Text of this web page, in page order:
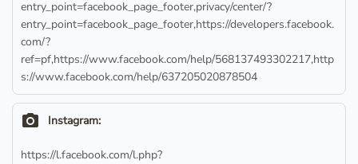
entry_point=facebook_page_footer,privacy/center/?
entry_point=facebook_page_footer,https://developers.facebook.
com/?
ref=pf,https://www.facebook.com/help/568137493302217,http
s://www.facebook.com/help/637205020878504
camera_alt Instagram:
https://l.facebook.com/l.php?